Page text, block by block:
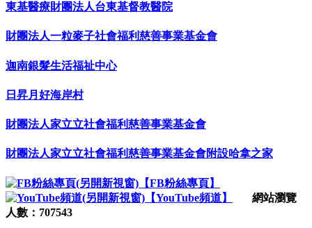
東基醫療財團法人台東基督教醫院
財團法人一粒麥子社會福利慈善事業基金會
迦南銀髮生活福祉中心
日昇月好海岸村
財團法人家立立社會福利慈善事業基金會
財團法人家立立社會福利慈善事業基金會附設哈拿之家
【FB粉絲專頁】
【YouTube頻道】
網站瀏覽
人數：707543